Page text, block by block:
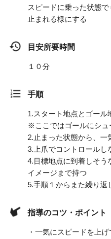
スピードに乗った状態で
止まれる様にする
目安所要時間
１０分
手順
1.スタート地点とゴール
※ここではゴールにシュ
2. 止まった状態から、
3. 上爪でコントロール
4.目標地点に到着しそ
イメージまで持つ
5.手順１からまた繰り返
指導のコツ・ポイント
・一気にスピードを上